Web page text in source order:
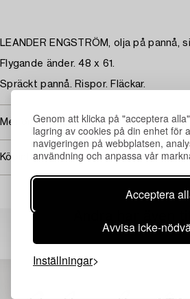
Genom att klicka på "acceptera
lagring av cookies på din enhet för
navigeringen på webbplatsen,
användning och anpassa vår
Acceptera
Avvisa icke-
Inställningar
LEANDER ENGSTRÖM, olja på pannå,
Flygande änder. 48 x 61.
Spräckt pannå. Rispor. Fläckar.
Mer om Leander Engström
Köpinformation